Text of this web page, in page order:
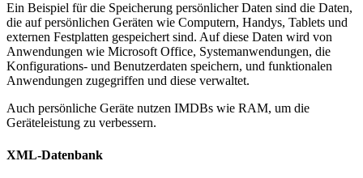
Ein Beispiel für die Speicherung persönlicher Daten sind die Daten,
die auf persönlichen Geräten wie Computern, Handys, Tablets und
externen Festplatten gespeichert sind. Auf diese Daten wird von
Anwendungen wie Microsoft Office, Systemanwendungen, die
Konfigurations- und Benutzerdaten speichern, und funktionalen
Anwendungen zugegriffen und diese verwaltet.
Auch persönliche Geräte nutzen IMDBs wie RAM, um die
Geräteleistung zu verbessern.
XML-Datenbank